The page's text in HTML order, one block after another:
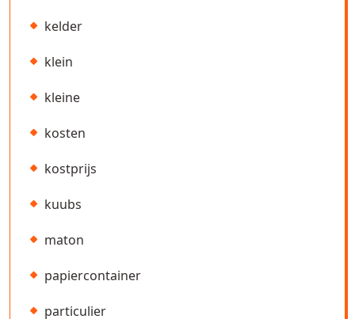
kelder
klein
kleine
kosten
kostprijs
kuubs
maton
papiercontainer
particulier